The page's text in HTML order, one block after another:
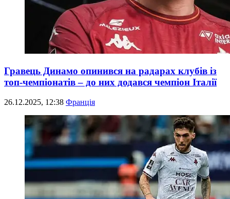
Гравець Динамо опинився на радарах клубів із
топ-чемпіонатів – до них додався чемпіон Італії
26.12.2025, 12:38 Франція